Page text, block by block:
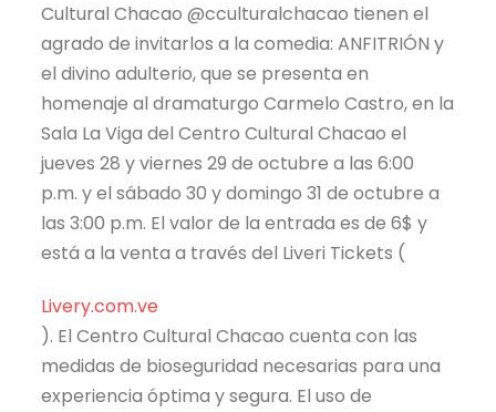
Cultural Chacao @cculturalchacao tienen el
agrado de invitarlos a la comedia: ANFITRIÓN y
el divino adulterio, que se presenta en
homenaje al dramaturgo Carmelo Castro, en la
Sala La Viga del Centro Cultural Chacao el
jueves 28 y viernes 29 de octubre a las 6:00
p.m. y el sábado 30 y domingo 31 de octubre a
las 3:00 p.m. El valor de la entrada es de 6$ y
está a la venta a través del Liveri Tickets (
Livery.com.ve
). El Centro Cultural Chacao cuenta con las
medidas de bioseguridad necesarias para una
experiencia óptima y segura. El uso de